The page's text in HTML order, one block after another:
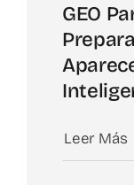
GEO
Leer Más